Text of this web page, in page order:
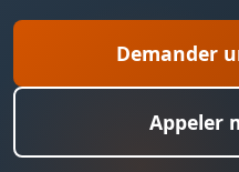
Demander
Appeler